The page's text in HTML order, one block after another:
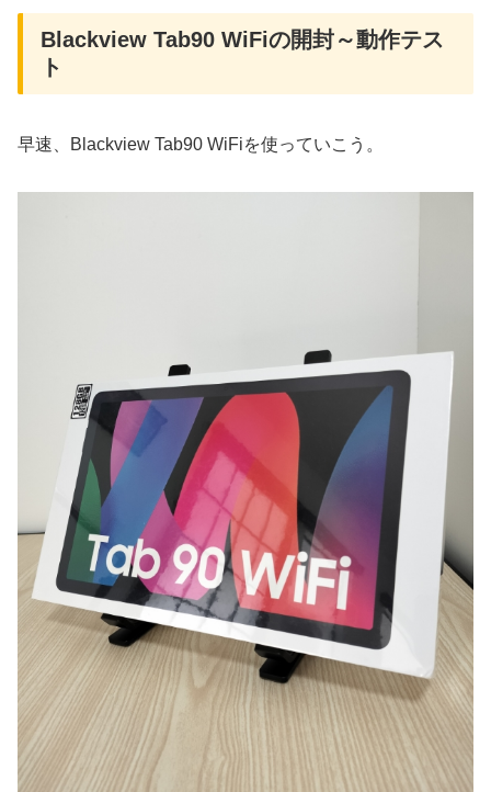
Blackview Tab90 WiFiの開封～動作テス
ト
早速、Blackview Tab90 WiFiを使っていこう。